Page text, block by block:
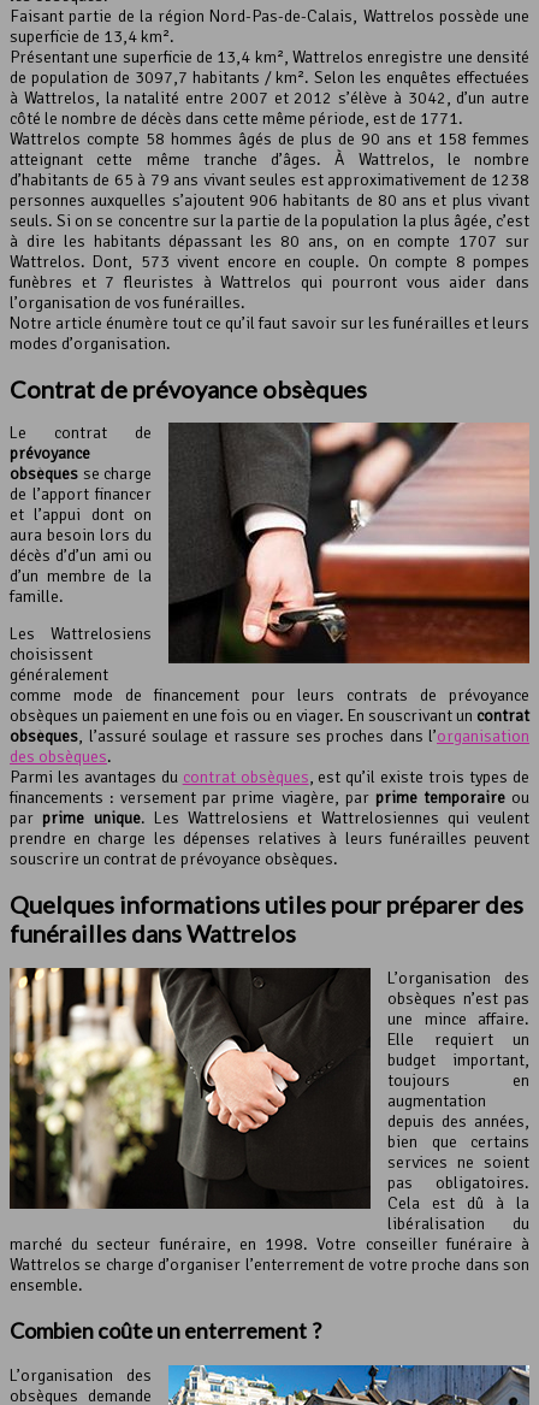
Faisant partie de la région Nord-Pas-de-Calais, Wattrelos possède une
superficie de 13,4 km².
Présentant une superficie de 13,4 km², Wattrelos enregistre une densité
de population de 3097,7 habitants / km². Selon les enquêtes effectuées
à Wattrelos, la natalité entre 2007 et 2012 s’élève à 3042, d’un autre
côté le nombre de décès dans cette même période, est de 1771.
Wattrelos compte 58 hommes âgés de plus de 90 ans et 158 femmes
atteignant cette même tranche d’âges. À Wattrelos, le nombre
d’habitants de 65 à 79 ans vivant seules est approximativement de 1238
personnes auxquelles s’ajoutent 906 habitants de 80 ans et plus vivant
seuls. Si on se concentre sur la partie de la population la plus âgée, c’est
à dire les habitants dépassant les 80 ans, on en compte 1707 sur
Wattrelos. Dont, 573 vivent encore en couple. On compte 8 pompes
funèbres et 7 fleuristes à Wattrelos qui pourront vous aider dans
l’organisation de vos funérailles.
Notre article énumère tout ce qu’il faut savoir sur les funérailles et leurs
modes d’organisation.
Contrat de prévoyance obsèques
Le contrat de
prévoyance
obsèques se charge
de l’apport financer
et l’appui dont on
aura besoin lors du
décès d’d’un ami ou
d’un membre de la
famille.
Les Wattrelosiens
choisissent
généralement
comme mode de financement pour leurs contrats de prévoyance
obsèques un paiement en une fois ou en viager. En souscrivant un contrat
obsèques, l’assuré soulage et rassure ses proches dans l’organisation
des obsèques.
Parmi les avantages du contrat obsèques, est qu’il existe trois types de
financements : versement par prime viagère, par prime temporaireou
par prime unique. Les Wattrelosiens et Wattrelosiennes qui veulent
prendre en charge les dépenses relatives à leurs funérailles peuvent
souscrire un contrat de prévoyance obsèques.
Quelques informations utiles pour préparer des
funérailles dans Wattrelos
L’organisation des
obsèques n’est pas
une mince affaire.
Elle requiert un
budget important,
toujours en
augmentation
depuis des années,
bien que certains
services ne soient
pas obligatoires.
Cela est dû à la
libéralisation du
marché du secteur funéraire, en 1998. Votre conseiller funéraire à
Wattrelos se charge d’organiser l’enterrement de votre proche dans son
ensemble.
Combien coûteun enterrement ?
L’organisation des
obsèques demande